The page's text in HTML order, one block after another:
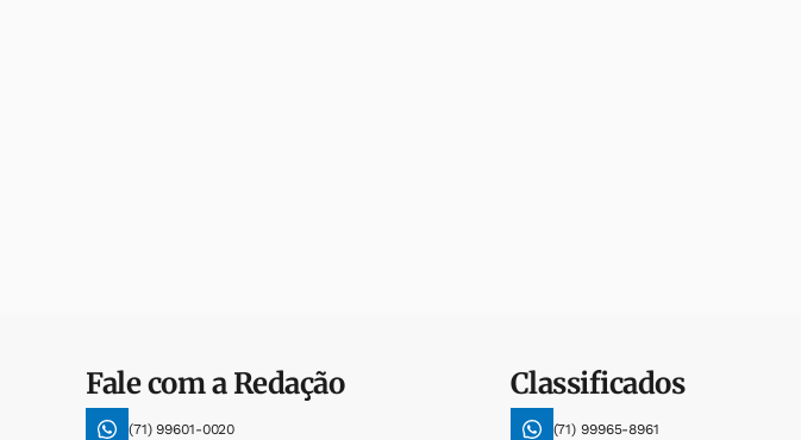
Fale com a Redação
(71) 99601-0020
Classificados
(71) 99965-8961